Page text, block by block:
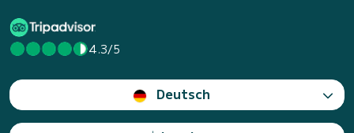
4.3/5
Deutsch